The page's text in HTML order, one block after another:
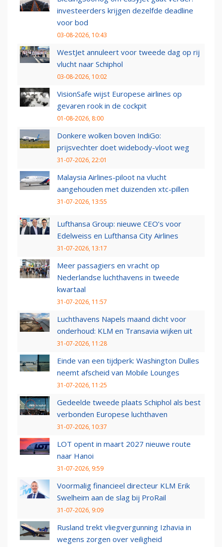
investeerders krijgen dezelfde deadline
voor bod
03-08-2026, 10:43
WestJet annuleert voor tweede dag op rij
vlucht naar Schiphol
03-08-2026, 10:02
VisionSafe wijst Europese airlines op
gevaren rook in de cockpit
01-08-2026, 8:00
Donkere wolken boven IndiGo:
prijsvechter doet widebody-vloot weg
31-07-2026, 22:01
Malaysia Airlines-piloot na vlucht
aangehouden met duizenden xtc-pillen
31-07-2026, 13:55
Lufthansa Group: nieuwe CEO’s voor
Edelweiss en Lufthansa City Airlines
31-07-2026, 13:17
Meer passagiers en vracht op
Nederlandse luchthavens in tweede
kwartaal
31-07-2026, 11:57
Luchthavens Napels maand dicht voor
onderhoud: KLM en Transavia wijken uit
31-07-2026, 11:28
Einde van een tijdperk: Washington Dulles
neemt afscheid van Mobile Lounges
31-07-2026, 11:25
Gedeelde tweede plaats Schiphol als best
verbonden Europese luchthaven
31-07-2026, 10:37
LOT opent in maart 2027 nieuwe route
naar Hanoi
31-07-2026, 9:59
Voormalig financieel directeur KLM Erik
Swelheim aan de slag bij ProRail
31-07-2026, 9:09
Rusland trekt vliegvergunning Izhavia in
wegens zorgen over veiligheid